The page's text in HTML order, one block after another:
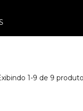
1-9 de 9